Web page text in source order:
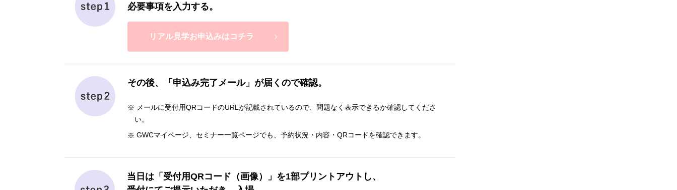
必要事項を入力する。
リアル見学お申込みはコチラ
その後、「申込み完了メール」が届くので確認。
メールに受付用QRコードのURLが記載されているので、問題なく表示できるか確認してくださ
い。
GWCマイページ、セミナー一覧ページでも、予約状況・内容・QRコードを確認できます。
当日は「受付用QRコード（画像）」を1部プリントアウトし、